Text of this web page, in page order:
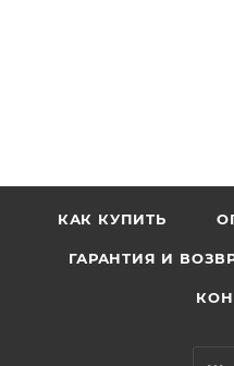
КАК КУПИТЬ
ГАРАНТИЯ И